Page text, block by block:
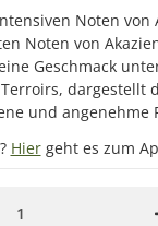
Noten von
Noten von
Geschmack
dargestellt
und angenehme
Hiergeht es zum